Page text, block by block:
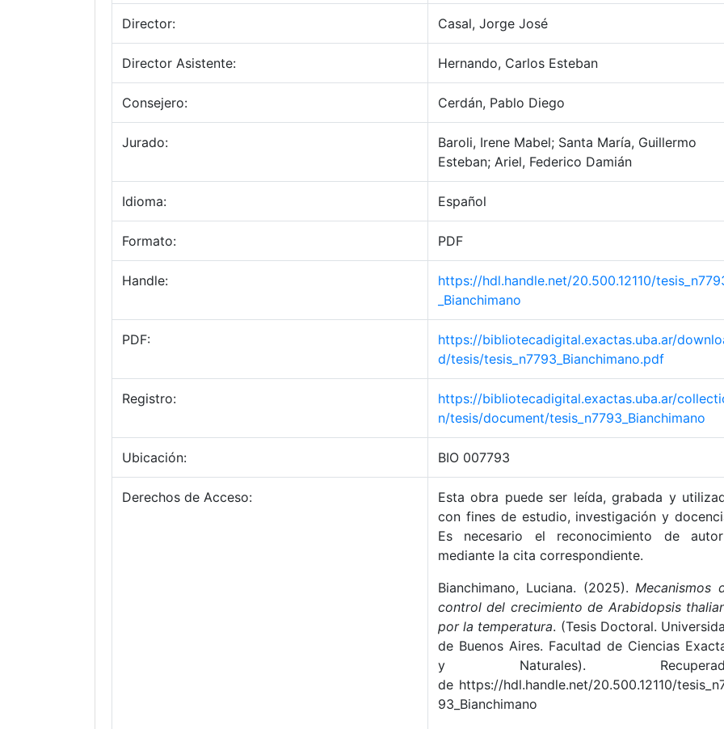
Director: Casal, Jorge José
Director Asistente: Hernando, Carlos Esteban
Consejero: Cerdán, Pablo Diego
Jurado:
Baroli, Irene Mabel; Santa María, Guillermo
Esteban; Ariel, Federico Damián
Idioma: Español
Formato: PDF
Handle:
https://hdl.handle.net/20.500.12110/
_Bianchimano
PDF:
https://bibliotecadigital.exactas.uba.ar/
d/tesis/tesis_n7793_Bianchimano.pdf
Registro:
https://bibliotecadigital.exactas.uba.ar/
n/tesis/document/tesis_n7793_Bianchimano
Ubicación: BIO 007793
Derechos de Acceso:
Esta obra puede ser leída, grabada y
con fines de estudio, investigación y
Es necesario el reconocimiento de
mediante la cita correspondiente.
Bianchimano, Luciana. (2025).Mecanismos
control del crecimiento de Arabidopsis
por la temperatura. (Tesis Doctoral.
de Buenos Aires. Facultad de Ciencias
y Naturales).
de https://hdl.handle.net/20.500.12110/
93_Bianchimano